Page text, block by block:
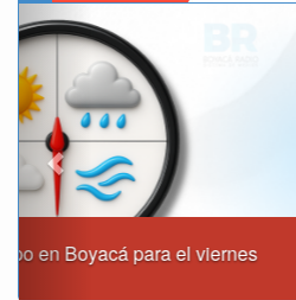
“Tunja nos ha dado
Previous